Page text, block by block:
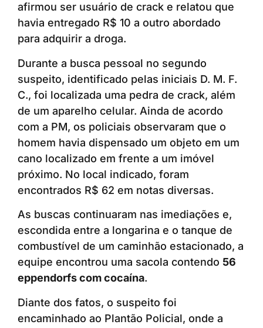
afirmou ser usuário de crack e relatou que
havia entregado R$ 10 a outro abordado
para adquirir a droga.
Durante a busca pessoal no segundo
suspeito, identificado pelas iniciais D. M. F.
C., foi localizada uma pedra de crack, além
de um aparelho celular. Ainda de acordo
com a PM, os policiais observaram que o
homem havia dispensado um objeto em um
cano localizado em frente a um imóvel
próximo. No local indicado, foram
encontrados R$ 62 em notas diversas.
As buscas continuaram nas imediações e,
escondida entre a longarina e o tanque de
combustível de um caminhão estacionado, a
equipe encontrou uma sacola contendo 56
eppendorfs com cocaína.
Diante dos fatos, o suspeito foi
encaminhado ao Plantão Policial, onde a